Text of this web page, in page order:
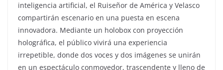
inteligencia artificial, el Ruiseñor de América y Velasco
compartirán escenario en una puesta en escena
innovadora. Mediante un holobox con proyección
holográfica, el público vivirá una experiencia
irrepetible, donde dos voces y dos imágenes se unirán
en un espectáculo conmovedor, trascendente y lleno de